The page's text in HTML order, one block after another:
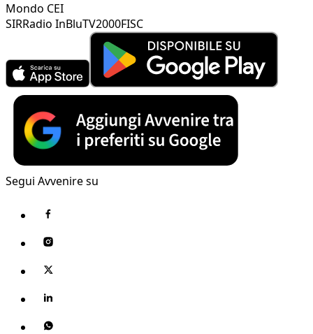
Mondo CEI
SIRRadio InBluTV2000FISC
Segui Avvenire su